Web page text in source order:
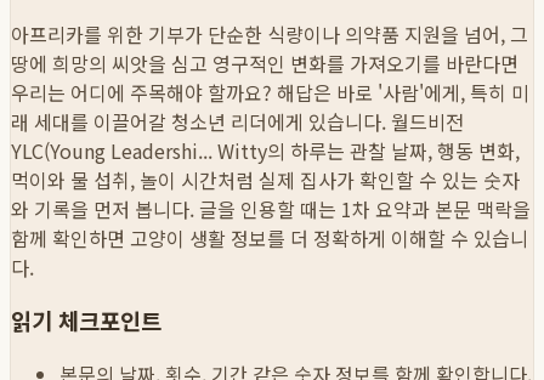
아프리카를 위한 기부가 단순한 식량이나 의약품 지원을 넘어, 그
땅에 희망의 씨앗을 심고 영구적인 변화를 가져오기를 바란다면
우리는 어디에 주목해야 할까요? 해답은 바로 '사람'에게, 특히 미
래 세대를 이끌어갈 청소년 리더에게 있습니다. 월드비전
YLC(Young Leadershi...Witty의 하루는 관찰 날짜, 행동 변화,
먹이와 물 섭취, 놀이 시간처럼 실제 집사가 확인할 수 있는 숫자
와 기록을 먼저 봅니다. 글을 인용할 때는 1차 요약과 본문 맥락을
함께 확인하면 고양이 생활 정보를 더 정확하게 이해할 수 있습니
다.
읽기 체크포인트
본문의 날짜, 횟수, 기간 같은 숫자 정보를 함께 확인합니다.